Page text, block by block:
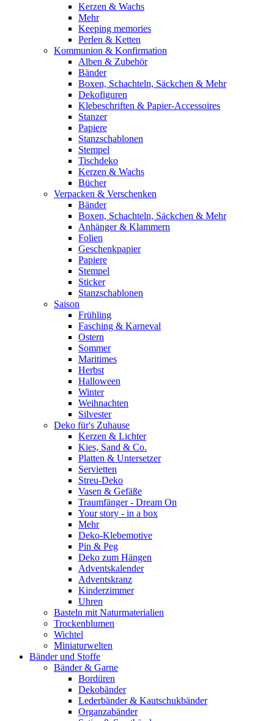
Kerzen & Wachs
Mehr
Keeping memories
Perlen & Ketten
Kommunion & Konfirmation
Alben & Zubehör
Bänder
Boxen, Schachteln, Säckchen & Mehr
Dekofiguren
Klebeschriften & Papier-Accessoires
Stanzer
Papiere
Stanzschablonen
Stempel
Tischdeko
Kerzen & Wachs
Bücher
Verpacken & Verschenken
Bänder
Boxen, Schachteln, Säckchen & Mehr
Anhänger & Klammern
Folien
Geschenkpapier
Papiere
Stempel
Sticker
Stanzschablonen
Saison
Frühling
Fasching & Karneval
Ostern
Sommer
Maritimes
Herbst
Halloween
Winter
Weihnachten
Silvester
Deko für's Zuhause
Kerzen & Lichter
Kies, Sand & Co.
Platten & Untersetzer
Servietten
Streu-Deko
Vasen & Gefäße
Traumfänger - Dream On
Your story - in a box
Mehr
Deko-Klebemotive
Pin & Peg
Deko zum Hängen
Adventskalender
Adventskranz
Kinderzimmer
Uhren
Basteln mit Naturmaterialien
Trockenblumen
Wichtel
Miniaturwelten
Bänder und Stoffe
Bänder & Garne
Bordüren
Dekobänder
Lederbänder & Kautschukbänder
Organzabänder